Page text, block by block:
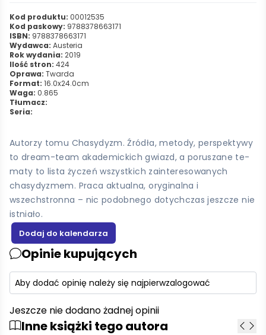
Kod produktu: 00012535
Kod paskowy: 9788378663171
ISBN: 9788378663171
Wydawca: Austeria
Rok wydania: 2019
Ilość stron: 424
Oprawa: Twarda
Format: 16.0x24.0cm
Waga: 0.865
Tłumacz:
Seria:
Autorzy tomu Chasydyzm. Źródła, metody, perspektywy
to dream-team akademickich gwiazd, a poruszane te-
maty to lista życzeń wszystkich zainteresowanych
chasydyzmem. Praca aktualna, oryginalna i
wszechstronna – nic podobnego dotychczas jeszcze nie
istniało.
Opinie kupujących
Aby dodać opinię należy się najpierwzalogować
Jeszcze nie dodano żadnej opinii
Inne książki tego autora